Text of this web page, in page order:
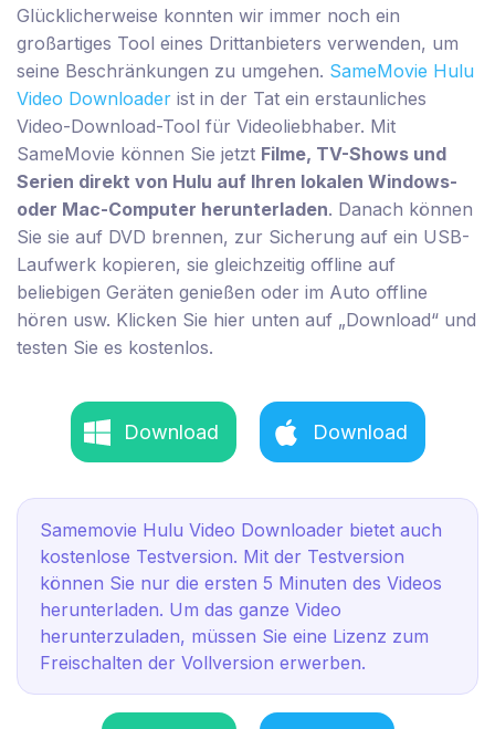
Glücklicherweise konnten wir immer noch ein
großartiges Tool eines Drittanbieters verwenden, um
seine Beschränkungen zu umgehen. SameMovie Hulu
Video Downloader ist in der Tat ein erstaunliches
Video-Download-Tool für Videoliebhaber. Mit
SameMovie können Sie jetzt Filme, TV-Shows und
Serien direkt von Hulu auf Ihren lokalen Windows-
oder Mac-Computer herunterladen. Danach können
Sie sie auf DVD brennen, zur Sicherung auf ein USB-
Laufwerk kopieren, sie gleichzeitig offline auf
beliebigen Geräten genießen oder im Auto offline
hören usw. Klicken Sie hier unten auf „Download“ und
testen Sie es kostenlos.
Download Download
Samemovie Hulu Video Downloader bietet auch
kostenlose Testversion. Mit der Testversion
können Sie nur die ersten 5 Minuten des Videos
herunterladen. Um das ganze Video
herunterzuladen, müssen Sie eine Lizenz zum
Freischalten der Vollversion erwerben.